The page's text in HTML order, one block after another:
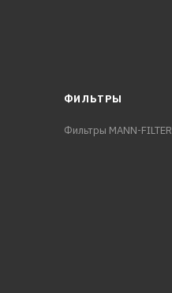
ФИЛЬТРЫ
Фильтры MANN-FILTER